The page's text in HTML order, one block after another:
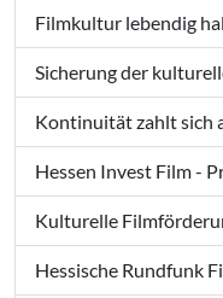
Filmkultur lebendig
Sicherung der
Kontinuität zahlt sich
Hessen Invest Film -
Kulturelle
Hessische Rundfunk